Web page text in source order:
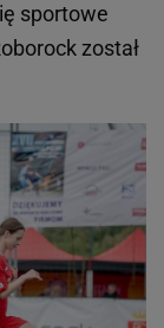
sportowe
został